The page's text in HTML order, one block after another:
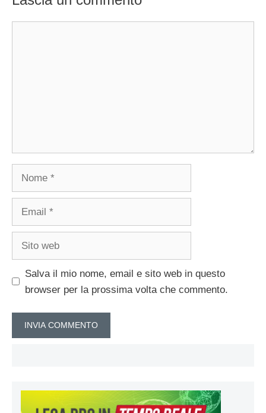
Nome
Email
Sito
Salva il mio nome, email e sito web in questo
browser per la prossima volta che commento.